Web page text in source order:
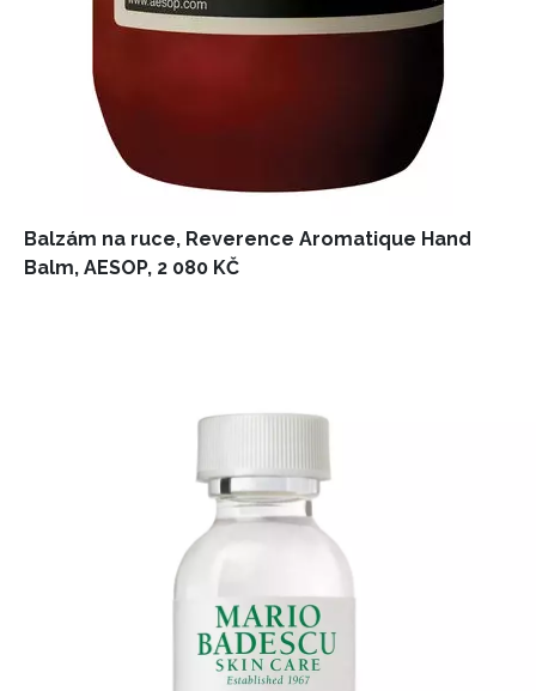
Balzám na ruce, Reverence Aromatique Hand
Balm, AESOP, 2 080 KČ